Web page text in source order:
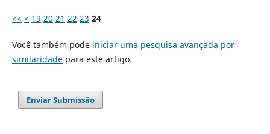
<< < 19 20 21 22 23 24
Você também pode iniciar uma pesquisa avançada por
similaridadepara este artigo.
Enviar Submissão